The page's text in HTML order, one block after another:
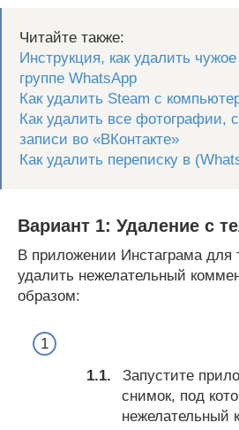
Читайте также:
Инструкция, как удалить
группе WhatsApp
Как удалить Steam с
Как удалить все фотографии,
записи во «ВКонтакте»
Как удалить переписку в
Вариант 1: Удаление с
В приложении Инстаграма
удалить нежелательный
образом:
Запустите
снимок, под
нежелательный